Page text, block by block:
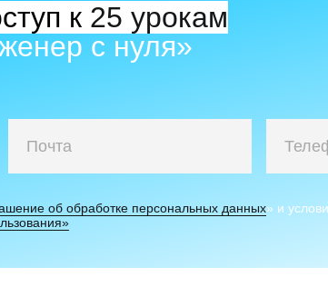
к 25 урокам
с нуля»
об обработке персональных данных» и